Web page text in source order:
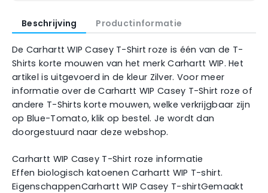
Beschrijving Productinformatie
De Carhartt WIP Casey T-Shirt roze is één van de T-
Shirts korte mouwen van het merk Carhartt WIP. Het
artikel is uitgevoerd in de kleur Zilver. Voor meer
informatie over de Carhartt WIP Casey T-Shirt roze of
andere T-Shirts korte mouwen, welke verkrijgbaar zijn
op Blue-Tomato, klik op bestel. Je wordt dan
doorgestuurd naar deze webshop.
Carhartt WIP Casey T-Shirt roze informatie
Effen biologisch katoenen Carhartt WIP T-shirt.
EigenschappenCarhartt WIP Casey T-shirtGemaakt